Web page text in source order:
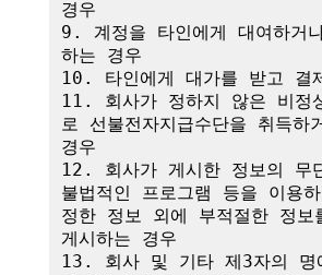
경우
9. 계정을 타인에게 대여하거
하는 경우
10. 타인에게 대가를 받고 결
11. 회사가 정하지 않은 비정
로 선불전자지급수단을 취득하
경우
12. 회사가 게시한 정보의 무
불법적인 프로그램 등을 이용
정한 정보 외에 부적절한 정보
게시하는 경우
13. 회사 및 기타 제3자의 명